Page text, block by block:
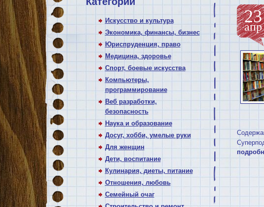
Искусство и культура
Экономика, финансы, бизнес
Юриспруденция, право
Медицина, здоровье
Спорт, боевые искусства
Компьютеры,
программирование
Веб разработки,
безопасность
Наука и образование
Досуг, хобби, умелые руки
Для женщин
Дети, воспитание
Кулинария, диеты, питание
Отношения, любовь
Семейный очаг
23
апр